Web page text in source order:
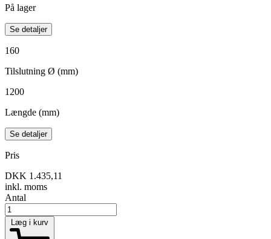
På lager
Se detaljer
160
Tilslutning Ø (mm)
1200
Længde (mm)
Se detaljer
Pris
DKK 1.435,11
inkl. moms
Antal
Læg i kurv